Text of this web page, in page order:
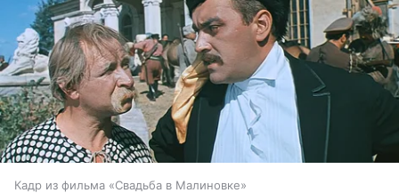
Кадр из фильма «Свадьба в Малиновке»